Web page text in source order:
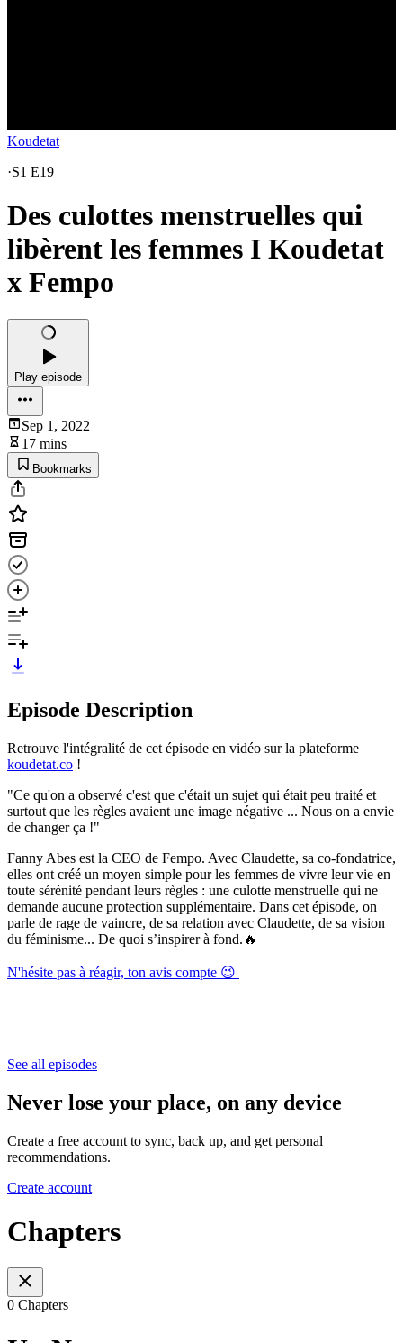
Koudetat
·S1 E19
Des culottes menstruelles qui
libèrent les femmes I Koudetat
x Fempo
Play episode
Sep 1, 2022
17 mins
Bookmarks
Episode Description
Retrouve l'intégralité de cet épisode en vidéo sur la plateforme
koudetat.co !
"Ce qu'on a observé c'est que c'était un sujet qui était peu traité et
surtout que les règles avaient une image négative ... Nous on a envie
de changer ça !"
Fanny Abes est la CEO de Fempo. Avec Claudette, sa co-fondatrice,
elles ont créé un moyen simple pour les femmes de vivre leur vie en
toute sérénité pendant leurs règles : une culotte menstruelle qui ne
demande aucune protection supplémentaire. Dans cet épisode, on
parle de rage de vaincre, de sa relation avec Claudette, de sa vision
du féminisme... De quoi s’inspirer à fond.🔥
N'hésite pas à réagir, ton avis compte 😉
See all episodes
Never lose your place, on any device
Create a free account to sync, back up, and get personal
recommendations.
Create account
Chapters
0 Chapters